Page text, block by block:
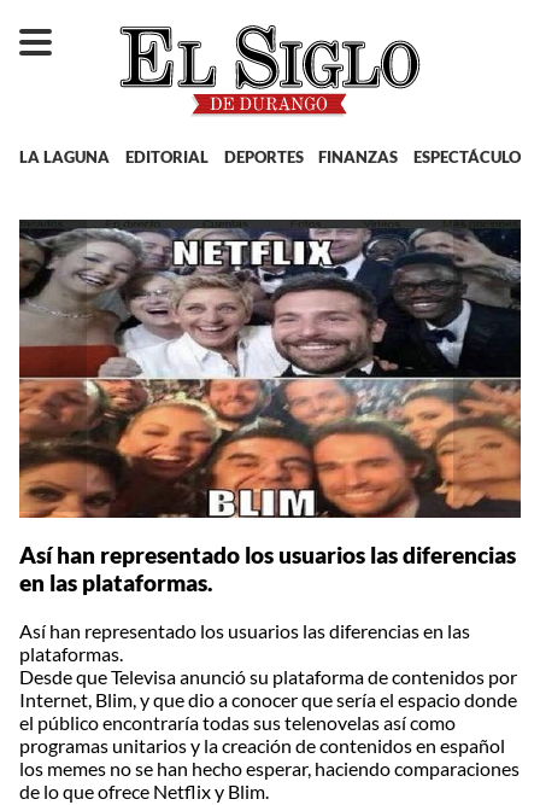
LA LAGUNA EDITORIAL DEPORTES FINANZAS ESPECTÁCULOS
Así han representado los usuarios las diferencias
en las plataformas.
Así han representado los usuarios las diferencias en las
plataformas.
Desde que Televisa anunció su plataforma de contenidos por
Internet, Blim, y que dio a conocer que sería el espacio donde
el público encontraría todas sus telenovelas así como
programas unitarios y la creación de contenidos en español
los memes no se han hecho esperar, haciendo comparaciones
de lo que ofrece Netflix y Blim.